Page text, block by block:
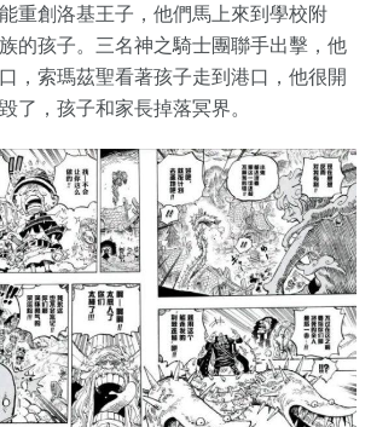
重創洛基王子，他們馬上來到學校附
的孩子。三名神之騎士團聯手出擊，他
，索瑪茲聖看著孩子走到港口，他很開
了，孩子和家長掉落冥界。